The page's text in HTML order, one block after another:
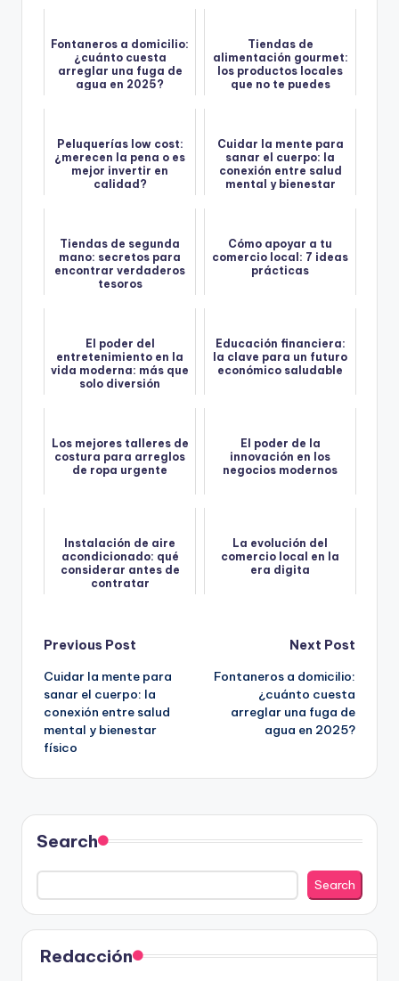
Fontaneros a domicilio:
¿cuánto cuesta
arreglar una fuga de
agua en 2025?
Tiendas de
alimentación gourmet:
los productos locales
que no te puedes
Peluquerías low cost:
¿merecen la pena o es
mejor invertir en
calidad?
Cuidar la mente para
sanar el cuerpo: la
conexión entre salud
mental y bienestar
Tiendas de segunda
mano: secretos para
encontrar verdaderos
tesoros
Cómo apoyar a tu
comercio local: 7 ideas
prácticas
El poder del
entretenimiento en la
vida moderna: más que
solo diversión
Educación financiera:
la clave para un futuro
económico saludable
Los mejores talleres de
costura para arreglos
de ropa urgente
El poder de la
innovación en los
negocios modernos
Instalación de aire
acondicionado: qué
considerar antes de
contratar
La evolución del
comercio local en la
era digita
Post
navigation
Previous Post
Cuidar la mente para
sanar el cuerpo: la
conexión entre salud
mental y bienestar
físico
Next Post
Fontaneros a domicilio:
¿cuánto cuesta
arreglar una fuga de
agua en 2025?
Search
Search
Redacción